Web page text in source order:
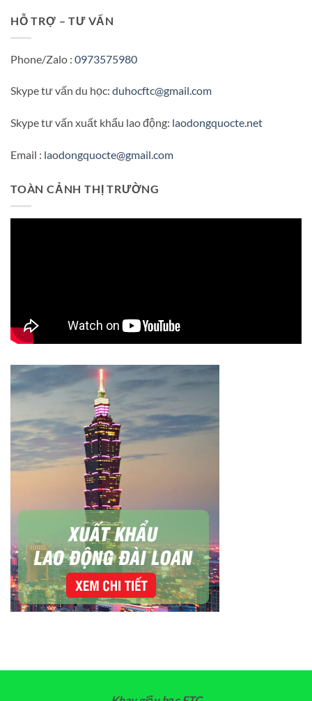
HỖ TRỢ – TƯ VẤN
Phone/Zalo : 0973575980
Skype tư vấn du học: duhocftc@gmail.com
Skype tư vấn xuất khẩu lao động: laodongquocte.net
Email : laodongquocte@gmail.com
TOÀN CẢNH THỊ TRƯỜNG